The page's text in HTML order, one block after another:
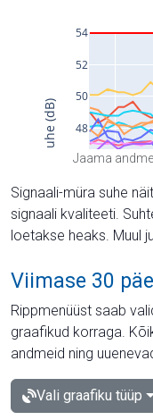
Jaama
Signaali-müra suhe
signaali kvaliteeti.
loetakse heaks. Muul
Viimase 30
Rippmenüüst saab
graafikud korraga.
andmeid ning
Vali graafiku tüüp